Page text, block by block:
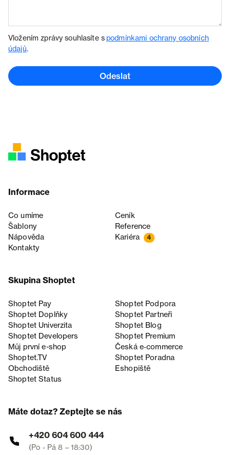
Vložením zprávy souhlasíte spodmínkami ochrany osobních
údajů.
Odeslat
Informace
Co umíme
Ceník
Šablony
Reference
Nápověda
Kariéra 4
Kontakty
Skupina Shoptet
Shoptet Pay
Shoptet Podpora
Shoptet Doplňky
Shoptet Partneři
Shoptet Univerzita
Shoptet Blog
Shoptet Developers
Shoptet Premium
Můj první e-shop
Česká e‑commerce
Shoptet.TV
Shoptet Poradna
Obchodiště
Eshopiště
Shoptet Status
Máte dotaz? Zeptejte se nás
+420 604 600 444
(Po - Pá 8 – 18:30)